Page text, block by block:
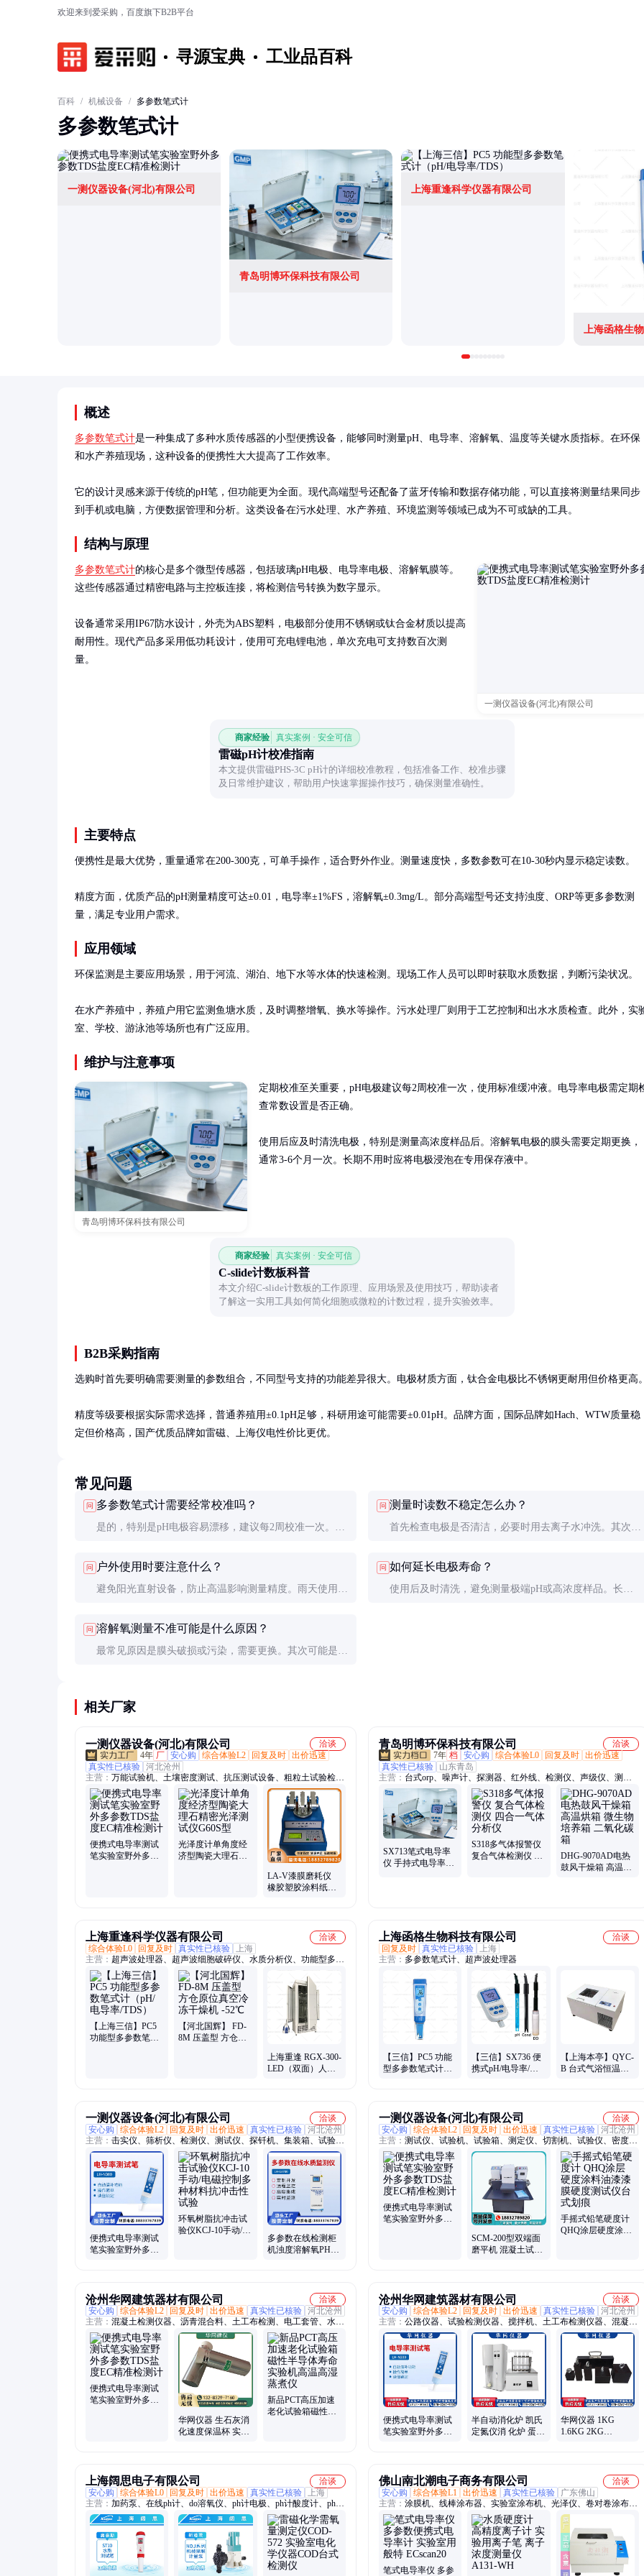
欢迎来到爱采购，百度旗下B2B平台
寻源宝典 工业品百科
百科 / 机械设备 / 多参数笔式计
多参数笔式计
一测仪器设备(河北)有限公司
青岛明博环保科技有限公司
上海重逢科学仪器有限公司
上海函格生
概述
多参数笔式计是一种集成了多种水质传感器的小型便携设备，能够同时测量pH、电导率、溶解氧、温度等关键水质指标。在环保
和水产养殖现场，这种设备的便携性大大提高了工作效率。
它的设计灵感来源于传统的pH笔，但功能更为全面。现代高端型号还配备了蓝牙传输和数据存储功能，可以直接将测量结果同步
到手机或电脑，方便数据管理和分析。这类设备在污水处理、水产养殖、环境监测等领域已成为不可或缺的工具。
结构与原理
一测仪器设备(河北)有限公司
多参数笔式计的核心是多个微型传感器，包括玻璃pH电极、电导率电极、溶解氧膜等。
这些传感器通过精密电路与主控板连接，将检测信号转换为数字显示。
设备通常采用IP67防水设计，外壳为ABS塑料，电极部分使用不锈钢或钛合金材质以提高
耐用性。现代产品多采用低功耗设计，使用可充电锂电池，单次充电可支持数百次测
量。
商家经验 真实案例 · 安全可信
雷磁pH计校准指南
本文提供雷磁PHS-3C pH计的详细校准教程，包括准备工作、校准步骤
及日常维护建议，帮助用户快速掌握操作技巧，确保测量准确性。
主要特点
便携性是最大优势，重量通常在200-300克，可单手操作，适合野外作业。测量速度快，多数参数可在10-30秒内显示稳定读数。
精度方面，优质产品的pH测量精度可达±0.01，电导率±1%FS，溶解氧±0.3mg/L。部分高端型号还支持浊度、ORP等更多参数测
量，满足专业用户需求。
应用领域
环保监测是主要应用场景，用于河流、湖泊、地下水等水体的快速检测。现场工作人员可以即时获取水质数据，判断污染状况。
在水产养殖中，养殖户用它监测鱼塘水质，及时调整增氧、换水等操作。污水处理厂则用于工艺控制和出水水质检查。此外，实
室、学校、游泳池等场所也有广泛应用。
维护与注意事项
青岛明博环保科技有限公司
定期校准至关重要，pH电极建议每2周校准一次，使用标准缓冲液。电导率电极需定期
查常数设置是否正确。
使用后应及时清洗电极，特别是测量高浓度样品后。溶解氧电极的膜头需要定期更换，
通常3-6个月一次。长期不用时应将电极浸泡在专用保存液中。
商家经验 真实案例 · 安全可信
C-slide计数板科普
本文介绍C-slide计数板的工作原理、应用场景及使用技巧，帮助读者
了解这一实用工具如何简化细胞或微粒的计数过程，提升实验效率。
B2B采购指南
选购时首先要明确需要测量的参数组合，不同型号支持的功能差异很大。电极材质方面，钛合金电极比不锈钢更耐用但价格更高
精度等级要根据实际需求选择，普通养殖用±0.1pH足够，科研用途可能需要±0.01pH。品牌方面，国际品牌如Hach、WTW质量稳
定但价格高，国产优质品牌如雷磁、上海仪电性价比更优。
常见问题
问 多参数笔式计需要经常校准吗？
是的，特别是pH电极容易漂移，建议每2周校准一次。电
使用频率和样品性质。
问 测量时读数不稳定怎么办？
首先检查电极是否清洁，必要时用去离子水冲洗。其次确
老化需要更换。
问 户外使用时要注意什么？
避免阳光直射设备，防止高温影响测量精度。雨天使用时
坏。携带备用电池也很重要。
问 如何延长电极寿命？
使用后及时清洗，避免测量极端pH或高浓度样品。长期
问 溶解氧测量不准可能是什么原因？
最常见原因是膜头破损或污染，需要更换。其次可能是电
相关厂家
一测仪器设备(河北)有限公司
洽谈
4年 厂 安心购 综合体验L2 回复及时 出价迅速
真实性已核验 河北沧州
主营： 万能试验机、土壤密度测试、抗压测试设备、粗粒土试验检测
仪器、测试仪、试验机、试验箱、切割机、试验仪、土壤检测仪器、
混凝土检测仪器、土工布检测仪器、沥青混合料检测仪器、电工套管
实验仪器、水泥砂浆检测仪器、陶瓷检测设备、压力机、管材检测设
备、防水卷材检测设备、无损检测设备、工程测绘设备、安全检测设
备、粉体粉末试验检测仪器、石油沥青检测仪器
便携式电导率测试
笔实验室野外多参
光泽度计单角度经
济型陶瓷大理石精
LA-V漆膜磨耗仪
橡胶塑胶涂料纸玻
青岛明博环保科技有限公司
洽谈
7年 档 安心购 综合体验L0 回复及时 出价迅速
真实性已核验
山东青岛
主营： 台式orp、噪声计、探测器、红外线、检测仪、声级仪、测色
仪、ysi水质、采样仪、盐度仪、ph滴定仪、手持式ph、便携式ph、ph
测量仪、三目反射、ysi电导率、溶解氧仪、cod测定仪、ysi酸度计、
高压蒸汽、二氧化硅、cod消解仪、bod测定仪、电子天平、电阻率仪
SX713笔式电导率
仪 手持式电导率计
S318多气体报警仪
复合气体检测仪 四
DHG-9070AD电热
鼓风干燥箱 高温烘
上海重逢科学仪器有限公司
洽谈
综合体验L0
回复及时 真实性已核验
上海
主营： 超声波处理器、超声波细胞破碎仪、水质分析仪、功能型多参
数笔式计、超纯水机、分光光度计、烘箱、培养箱、实验室试剂、耗
材、ph计、显微镜、折射仪、搅拌机、电导率仪、天平、浊度计、均
质机、测色仪、离心机、反应釜、粘度计、旋光仪、离子计
【上海三信】PC5
功能型多参数笔式
【河北国辉】 FD-
8M 压盖型 方仓原
上海重逢 RGX-300-
LED（双面）人工
上海函格生物科技有限公司
洽谈
回复及时 真实性已核验
上海
主营： 多参数笔式计、超声波处理器
【三信】PC5 功能
型多参数笔式计
【三信】SX736 便
携式pH/电导率/溶
【上海本亭】QYC-
B 台式气浴恒温摇
一测仪器设备(河北)有限公司
洽谈
安心购
综合体验L2 回复及时 出价迅速 真实性已核验 河北沧州
主营： 击实仪、筛析仪、检测仪、测试仪、探钎机、集装箱、试验
机、测定仪、试验仪、阻力仪、振摆仪、大于40cm、uv紫外线、防水
材料、水泥浆体、石材耐磨、电线电缆、塑料哑铃、水泥标准、砖石
水泥、狄法尔磨、电动脱模、稳定度仪、压力泌水、胶砂流动
便携式电导率测试
笔实验室野外多参
环氧树脂抗冲击试
验仪KCJ-10手动/电
多参数在线检测柜
机浊度溶解氧PH余
一测仪器设备(河北)有限公司
洽谈
安心购
综合体验L2 回复及时 出价迅速 真实性已核验 河北沧州
主营： 测试仪、试验机、试验箱、测定仪、切割机、试验仪、密度试
验、乳化沥青、电动击实仪、自动拌和机、沥青车辙试验、路面材料
扭剪、沥青旋转薄膜、合成材料磨损、间粘结力拉拔、混合料拌和
机、粗粒土垂直渗透仪、粗粒土相对密度仪、脱模器、门窗性能检
测、冻融试验箱、混凝土检测仪器、水泥检测仪器、电工套管实验仪
器、土壤检测仪器
便携式电导率测试
笔实验室野外多参
SCM-200型双端面
磨平机 混凝土试块
手摇式铅笔硬度计
QHQ涂层硬度涂料
沧州华网建筑器材有限公司
洽谈
安心购
综合体验L2 回复及时 出价迅速 真实性已核验 河北沧州
主营： 混凝土检测仪器、沥青混合料、土工布检测、电工套管、水泥
砂浆检测、压力机、万能试验机、塑料管材、防水卷材、无损检测仪
器
便携式电导率测试
笔实验室野外多参
华网仪器 生石灰消
化速度保温杯 实验
新品PCT高压加速
老化试验箱磁性半
沧州华网建筑器材有限公司
洽谈
安心购
综合体验L2 回复及时 出价迅速 真实性已核验 河北沧州
主营： 公路仪器、试验检测仪器、搅拌机、土工布检测仪器、混凝土
检测、压力试验机、土工仪器、建筑仪器、电动击实仪、沥青车辙试
验仪、土壤检测分析仪、混合料拌和机、粗粒土相对密度仪、检测
仪、击实仪、水泥检测分析仪、沥青检测分析仪、各种夹具、应变式
直剪仪、耐磨试验机、导热系数测定仪、管材静液压试验机、粗粒土
检测仪器、混凝土检测仪、陶瓷砖检测仪器
便携式电导率测试
笔实验室野外多参
半自动消化炉 凯氏
定氮仪消 化炉 蛋白
华网仪器 1KG
1.6KG 2KG
上海阔思电子有限公司
洽谈
安心购
综合体验L0 回复及时 出价迅速 真实性已核验
上海
主营： 加药泵、在线ph计、do溶氧仪、ph计电极、ph计酸度计、ph电
极探头、标准缓冲液、电阻率控制器
佛山南北潮电子商务有限公司
洽谈
安心购
综合体验L1 出价迅速 真实性已核验
广东佛山
主营： 涂膜机、线棒涂布器、实验室涂布机、光泽仪、卷对卷涂布
机、旋转粘度计、恒温恒湿试验箱、冷热冲击试验箱、分散机、高低
温试验箱、拉力试验机、旋涂仪、匀胶机、涂层测厚仪、湿膜制备
器、烘箱、pH计、搅拌机、测温纸、水分测定仪、电子天平、表面
张力仪、涂层附着力仪、超声波测厚仪、磁力搅拌器
笔式电导率仪 多参